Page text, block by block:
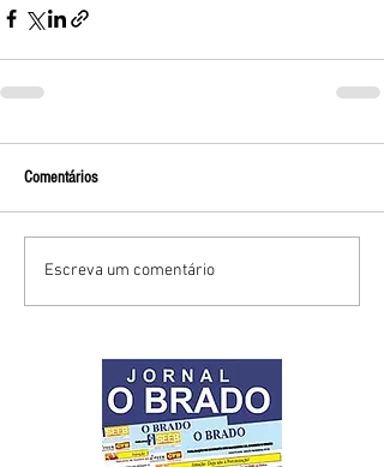
Comentários
Escreva um comentário